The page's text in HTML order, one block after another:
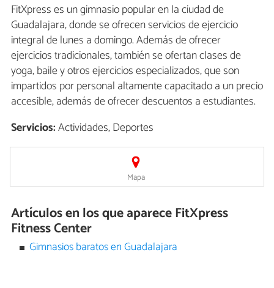
FitXpress es un gimnasio popular en la ciudad de
Guadalajara, donde se ofrecen servicios de ejercicio
integral de lunes a domingo. Además de ofrecer
ejercicios tradicionales, también se ofertan clases de
yoga, baile y otros ejercicios especializados, que son
impartidos por personal altamente capacitado a un precio
accesible, además de ofrecer descuentos a estudiantes.
Servicios:Actividades, Deportes
Mapa
Artículos en los que aparece FitXpress
Fitness Center
Gimnasios baratos en Guadalajara